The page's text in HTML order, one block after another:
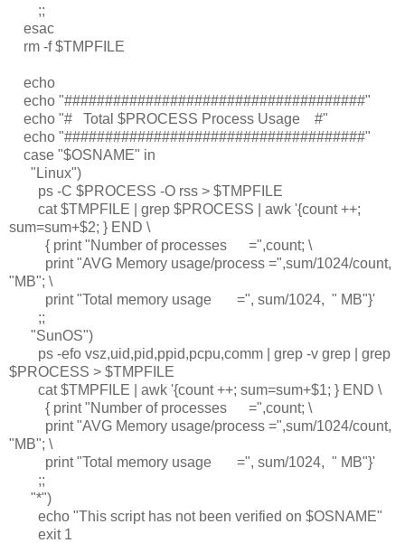
;;
esac
rm -f $TMPFILE
echo
echo "#####################################"
echo "# Total $PROCESS Process Usage #"
echo "#####################################"
case "$OSNAME" in
"Linux")
ps -C $PROCESS -O rss > $TMPFILE
cat $TMPFILE | grep $PROCESS | awk '{count ++;
sum=sum+$2; } END \
{ print "Number of processes =",count; \
print "AVG Memory usage/process =",sum/1024/count,
"MB"; \
print "Total memory usage =", sum/1024, " MB"}'
;;
"SunOS")
ps -efo vsz,uid,pid,ppid,pcpu,comm | grep -v grep | grep
$PROCESS > $TMPFILE
cat $TMPFILE | awk '{count ++; sum=sum+$1; } END \
{ print "Number of processes =",count; \
print "AVG Memory usage/process =",sum/1024/count,
"MB"; \
print "Total memory usage =", sum/1024, " MB"}'
;;
"*")
echo "This script has not been verified on $OSNAME"
exit 1